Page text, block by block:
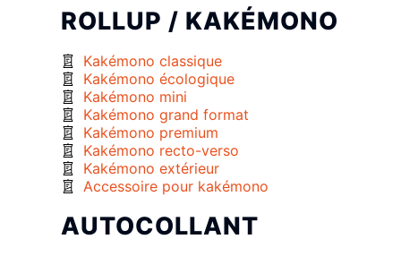
ROLLUP / KAKÉMONO
Kakémono classique
Kakémono écologique
Kakémono mini
Kakémono grand format
Kakémono premium
Kakémono recto-verso
Kakémono extérieur
Accessoire pour kakémono
AUTOCOLLANT